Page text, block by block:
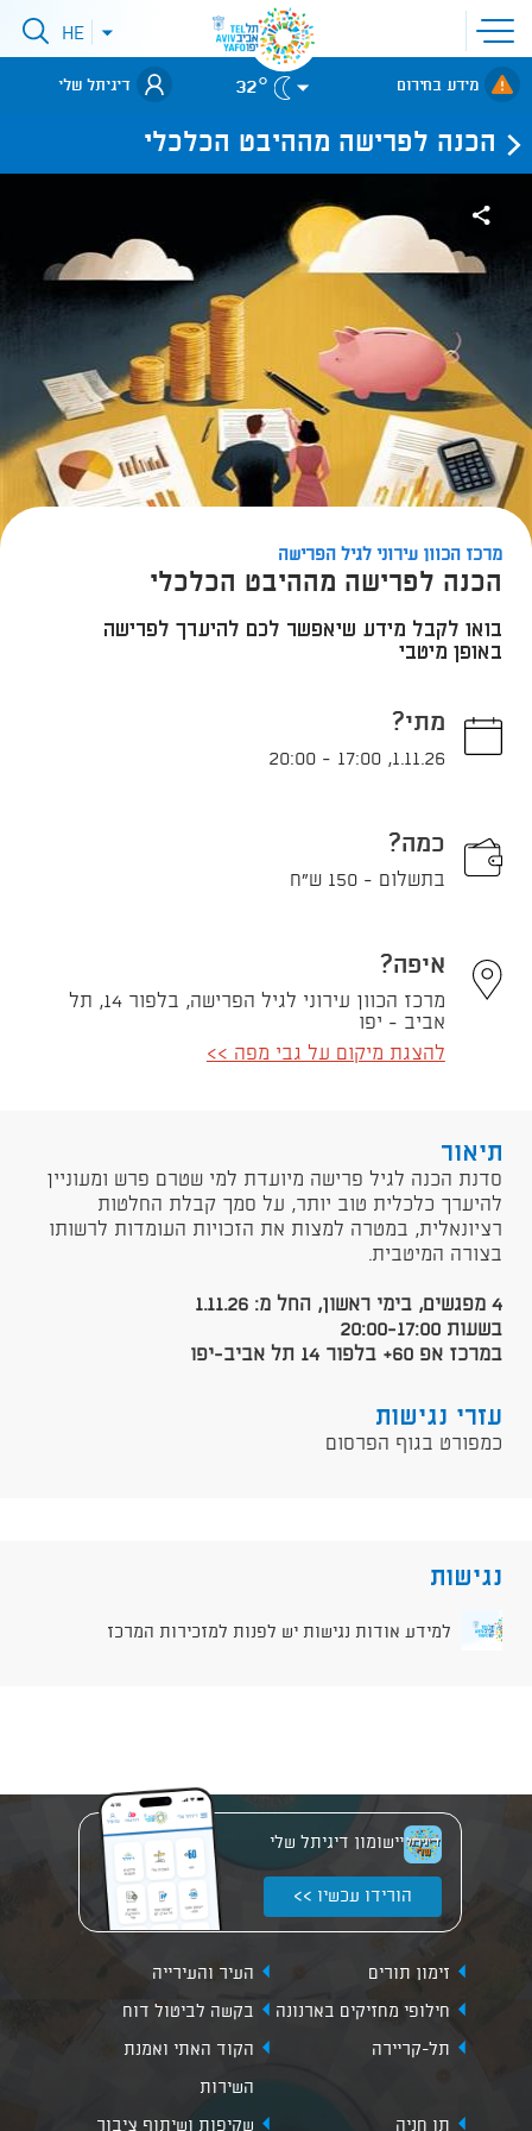
פתיחת
תפריט
אתר
לאתר עיריית
תל-אביב
פתיחתHE
מידע בחירום 32° דיגיתל שלי
הכנה לפרישה מההיבט הכלכלי
מרכז הכוון עירוני לגיל הפרישה
הכנה לפרישה מההיבט הכלכלי
בואו לקבל מידע שיאפשר לכם להיערך לפרישה
באופן מיטבי
מתי?
1.11.26
,
17:00
-
20:00
כמה?
בתשלום - 150 ש"ח
איפה?
מרכז הכוון עירוני לגיל הפרישה, בלפור 14, תל
אביב - יפו
להצגת מיקום על גבי מפה >>
תיאור
​סדנת הכנה לגיל פרישה מיועדת למי שטרם פרש ומעוניין
להיערך כלכלית טוב יותר, על סמך קבלת החלטות
רציונאלית, במטרה למצות את הזכויות העומדות לרשותו
בצורה המיטבית.
4 מפגשים​, בימי ראשון, החל מ: 1.11.26
בשעות 20:00-17:00
במרכז אפ 60+ בלפור 14 תל אביב-יפו
עזרי נגישות
כמפורט בגוף הפרסום
נגישות
למידע אודות נגישות יש לפנות למזכירות המרכז
יישומון דיגיתל שלי
הורידו עכשיו >>
זימון תורים
העיר והעירייה
חילופי מחזיקים בארנונה
בקשה לביטול דוח
תל-קריירה
הקוד האתי ואמנת
השירות
תו חניה
שקיפות ושיתוף ציבור